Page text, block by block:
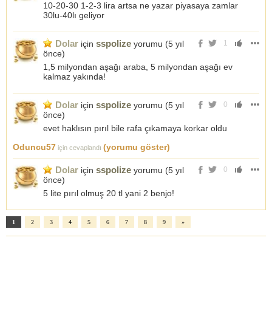
10-20-30 1-2-3 lira artsa ne yazar piyasaya zamlar
30lu-40lı geliyor
1
Dolar için sspolize yorumu (5 yıl
önce)
1,5 milyondan aşağı araba, 5 milyondan aşağı ev
kalmaz yakında!
0
Dolar için sspolize yorumu (5 yıl
önce)
evet haklısın pırıl bile rafa çıkamaya korkar oldu
Oduncu57 için cevaplandı (yorumu göster)
0
Dolar için sspolize yorumu (5 yıl
önce)
5 lite pırıl olmuş 20 tl yani 2 benjo!
1 2 3 4 5 6 7 8 9 »